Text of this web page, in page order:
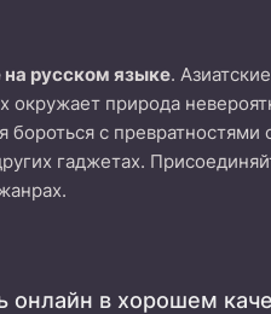
русском языке.
природа
с
гаджетах.
в хорошем